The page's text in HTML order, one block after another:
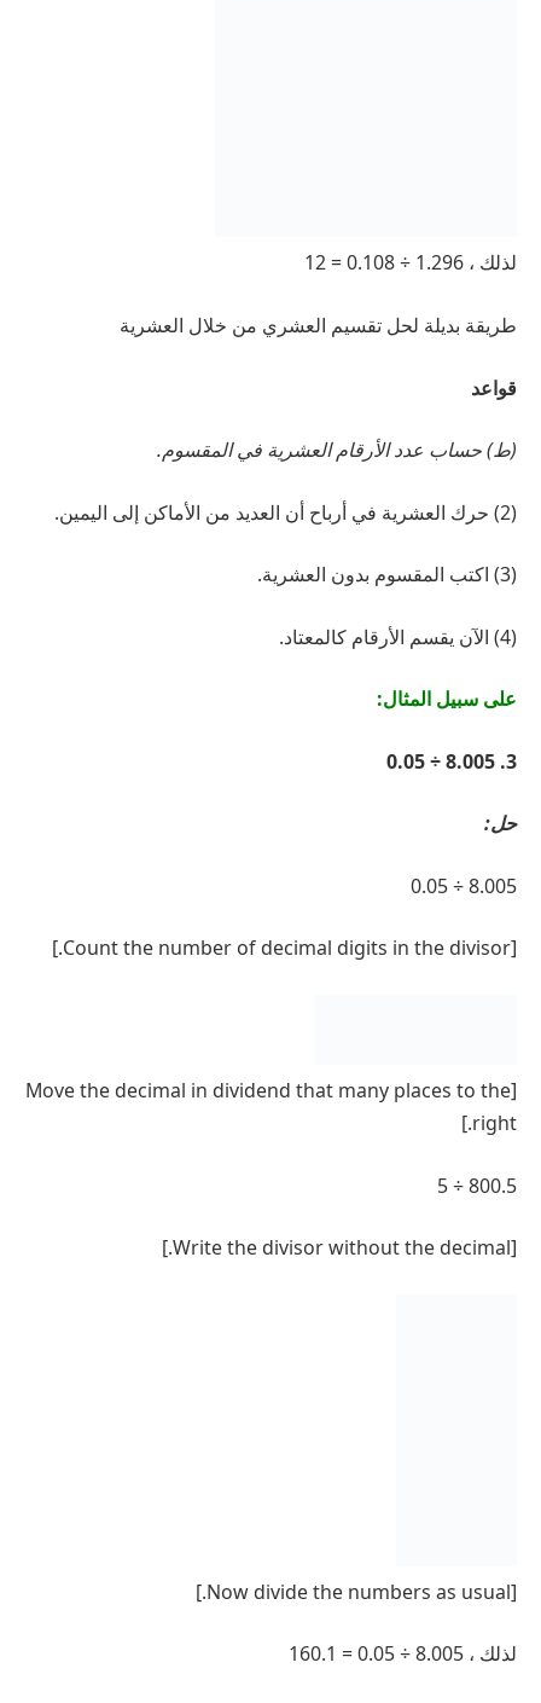
لذلك ، 1.296 ÷ 0.108 = 12
طريقة بديلة لحل تقسيم العشري من خلال العشرية
قواعد
(ط) حساب عدد الأرقام العشرية في المقسوم.
(2) حرك العشرية في أرباح أن العديد من الأماكن إلى اليمين.
(3) اكتب المقسوم بدون العشرية.
(4) الآن يقسم الأرقام كالمعتاد.
على سبيل المثال:
3. 8.005 ÷ 0.05
حل:
8.005 ÷ 0.05
[Count the number of decimal digits in the divisor.]
[Move the decimal in dividend that many places to the
right.]
800.5 ÷ 5
[Write the divisor without the decimal.]
[Now divide the numbers as usual.]
لذلك ، 8.005 ÷ 0.05 = 160.1